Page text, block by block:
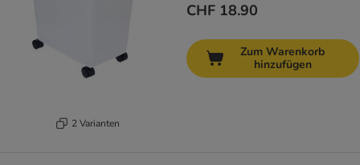
2 Varianten
CHF 18.90
Zum Warenkorb
hinzufügen